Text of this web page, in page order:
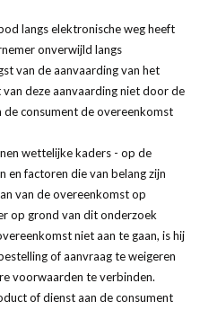
langs elektronische weg heeft
onverwijld langs
van de aanvaarding van het
deze aanvaarding niet door de
consument de overeenkomst
wettelijke kaders - op de
en factoren die van belang zijn
van de overeenkomst op
op grond van dit onderzoek
niet aan te gaan, is hij
of aanvraag te weigeren
voorwaarden te verbinden.
of dienst aan de consument